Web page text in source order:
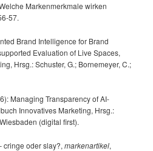
Markenmerkmale wirken
57.
Brand Intelligence for Brand
Evaluation of Live Spaces,
Hrsg.: Schuster, G.; Bornemeyer, C.;
Managing Transparency of AI-
Innovatives Marketing, Hrsg.:
(digital first).
cringe oder slay?,markenartikel,